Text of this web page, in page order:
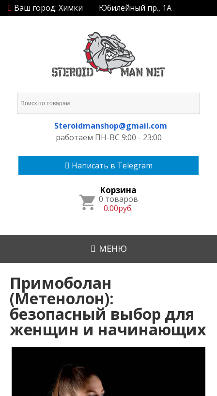
Ваш город: Химки Юбилейный пр., 1А
Steroidmanshop@gmail.com
работаем ПН-ВС 9:00 - 23:00
Написать в Telegram
Корзина
0 товаров
0.00руб.
МЕНЮ
Примоболан
(Метенолон):
безопасный выбор для
женщин и начинающих